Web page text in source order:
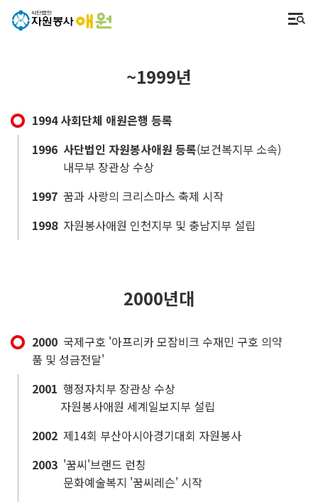
~1999년
1994 사회단체 애원은행 등록
1996 사단법인 자원봉사애원 등록(보건복지부 소속)
내무부 장관상 수상
1997 꿈과 사랑의 크리스마스 축제 시작
1998 자원봉사애원 인천지부 및 충남지부 설립
2000년대
2000 국제구호 '아프리카 모잠비크 수재민 구호 의약
품 및 성금전달'
2001 행정자치부 장관상 수상
자원봉사애원 세계일보지부 설립
2002 제14회 부산아시아경기대회 자원봉사
2003 '꿈씨'브랜드 런칭
문화예술복지 '꿈씨레슨' 시작